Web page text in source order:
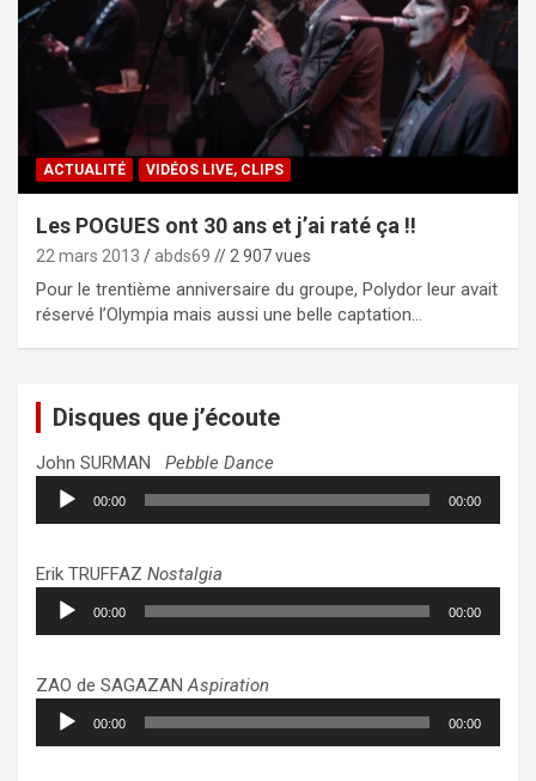
ACTUALITÉ VIDÉOS LIVE, CLIPS
Les POGUES ont 30 ans et j’ai raté ça !!
22 mars 2013 abds69 // 2 907 vues
Pour le trentième anniversaire du groupe, Polydor leur avait
réservé l’Olympia mais aussi une belle captation…
Disques que j’écoute
John SURMAN Pebble Dance
Lecteur
audio
00:00 00:00
Erik TRUFFAZ Nostalgia
Lecteur
audio
00:00 00:00
ZAO de SAGAZANAspiration
Lecteur
audio
00:00 00:00